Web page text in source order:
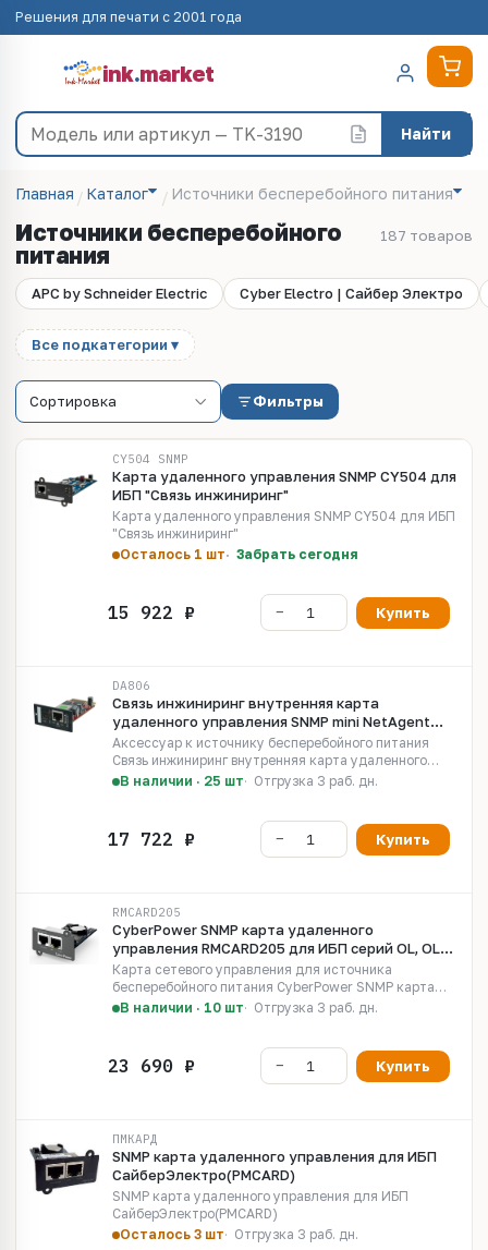
Решения для печати с 2001 года
ink.market
Найти
Главная Каталог Источники бесперебойного питания
Источники бесперебойного
питания
187 товаров
APC by Schneider Electric Cyber Electro | Сайбер Электро
Все подкатегории ▾
Фильтры
CY504 SNMP
Карта удаленного управления SNMP CY504 для
ИБП "Связь инжиниринг"
Карта удаленного управления SNMP CY504 для ИБП
"Связь инжиниринг"
Осталось 1 шт
Забрать сегодня
Купить
DA806
Связь инжиниринг внутренняя карта
удаленного управления SNMP mini NetAgent
DA806 для ИБП
Аксессуар к источнику бесперебойного питания
Связь инжиниринг внутренняя карта удаленного
управления SNMP mini NetAgent DA806 для ИБП
В наличии · 25 шт Отгрузка 3 раб. дн.
Купить
RMCARD205
CyberPower SNMP карта удаленного
управления RMCARD205 для ИБП серий OL, OLS,
PR, OR
Карта сетевого управления для источника
бесперебойного питания CyberPower SNMP карта
удаленного управления RMCARD205 для ИБП серий
В наличии · 10 шт Отгрузка 3 раб. дн.
Купить
ПМКАРД
SNMP карта удаленного управления для ИБП
СайберЭлектро(PMCARD)
SNMP карта удаленного управления для ИБП
СайберЭлектро(PMCARD)
Осталось 3 шт
Отгрузка 3 раб. дн.